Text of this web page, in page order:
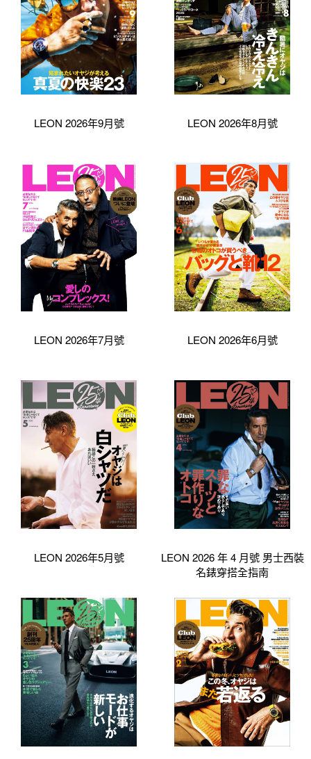
LEON 2026年9月號 LEON 2026年8月號
LEON 2026年7月號 LEON 2026年6月號
LEON 2026年5月號
LEON 2026 年 4 月號 男士西裝
名錶穿搭全指南